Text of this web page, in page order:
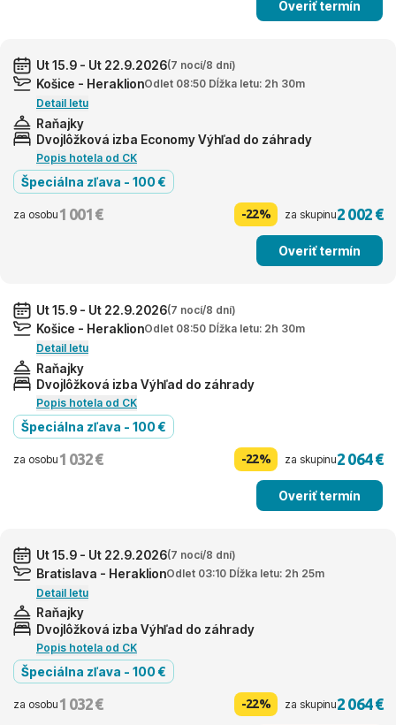
Overiť termín
Ut 15.9 - Ut 22.9.2026(7 nocí/8 dní)
Košice - HeraklionOdlet 08:50 Dĺžka letu: 2h 30m
Detail letu
Raňajky
Dvojlôžková izba Economy Výhľad do záhrady
Popis hotela od CK
Špeciálna zľava - 100 €
za osobu 1 001 € -22% za skupinu2 002 €
Overiť termín
Ut 15.9 - Ut 22.9.2026(7 nocí/8 dní)
Košice - HeraklionOdlet 08:50 Dĺžka letu: 2h 30m
Detail letu
Raňajky
Dvojlôžková izba Výhľad do záhrady
Popis hotela od CK
Špeciálna zľava - 100 €
za osobu 1 032 € -22% za skupinu2 064 €
Overiť termín
Ut 15.9 - Ut 22.9.2026(7 nocí/8 dní)
Bratislava - HeraklionOdlet 03:10 Dĺžka letu: 2h 25m
Detail letu
Raňajky
Dvojlôžková izba Výhľad do záhrady
Popis hotela od CK
Špeciálna zľava - 100 €
za osobu 1 032 € -22% za skupinu2 064 €